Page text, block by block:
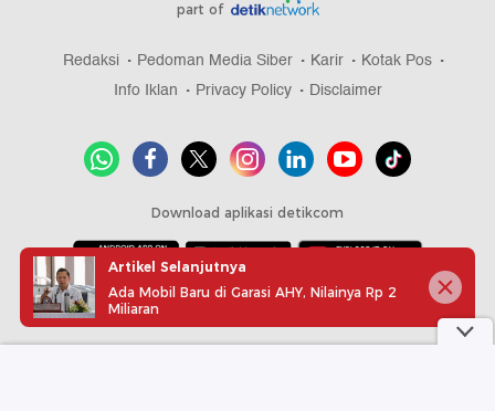
part of
Redaksi Pedoman Media Siber Karir
Kotak Pos
Info Iklan
Privacy Policy Disclaimer
Download aplikasi detikcom
Copyright @ 2026 detikcom, All right reserved
Artikel Selanjutnya
Ada Mobil Baru di Garasi AHY, Nilainya Rp 2
Miliaran